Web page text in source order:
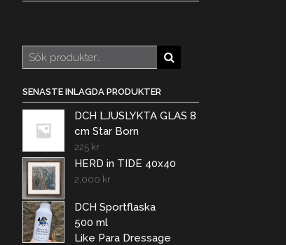
Sök
efter:
SENASTE INLAGDA PRODUKTER
DCH LJUSLYKTA GLAS 8
cm Star Born
225 kr
HERD in TIDE 40x40
2.000 kr
DCH Sportflaska
500 ml
Like Para Dressage